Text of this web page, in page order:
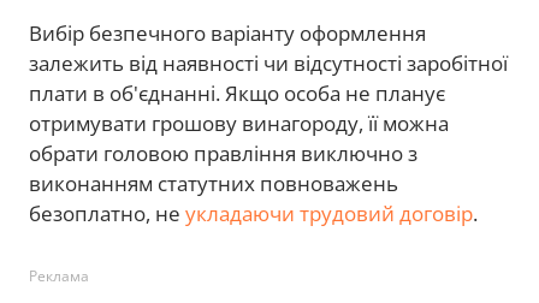
Вибір безпечного варіанту оформлення
залежить від наявності чи відсутності заробітної
плати в об'єднанні. Якщо особа не планує
отримувати грошову винагороду, її можна
обрати головою правління виключно з
виконанням статутних повноважень
безоплатно, не укладаючи трудовий договір.
Реклама